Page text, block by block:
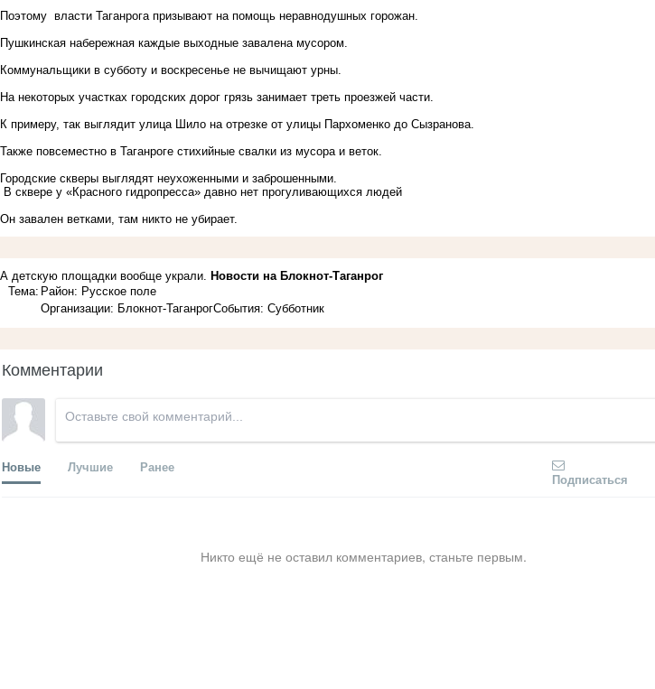
Поэтому власти Таганрога призывают на помощь неравнодушных горожан.
Пушкинская набережная каждые выходные завалена мусором.
Коммунальщики в субботу и воскресенье не вычищают урны.
На некоторых участках городских дорог грязь занимает треть проезжей части.
К примеру, так выглядит улица Шило на отрезке от улицы Пархоменко до Сызранова.
Также повсеместно в Таганроге стихийные свалки из мусора и веток.
Городские скверы выглядят неухоженными и заброшенными.
В сквере у «Красного гидропресса» давно нет прогуливающихся людей
Он завален ветками, там никто не убирает.
А детскую площадки вообще украли. Новости на Блoкнoт-Таганрог
Тема: Район: Русское поле
Организации: Блокнот-ТаганрогСобытия: Субботник
Комментарии
Новые Лучшие Ранее
Подписаться
Никто ещё не оставил комментариев, станьте первым.